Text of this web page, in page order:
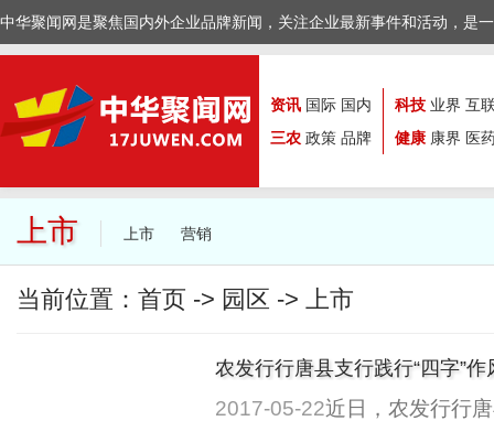
中华聚闻网是聚焦国内外企业品牌新闻，关注企业最新事件和活动，是
资讯 国际 国内
三农 政策 品牌
科技 业界 互
健康 康界 医
上市 上市 营销
当前位置： 首页 -> 园区 -> 上市
农发行行唐县支行践行“四字”
2017-05-22近日，农发行行